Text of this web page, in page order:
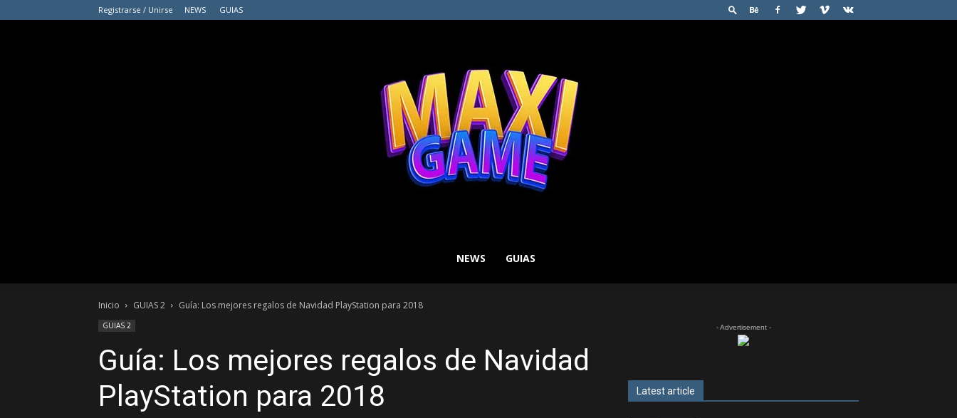
Registrarse / Unirse NEWS GUIAS
GAME
NEWS GUIAS
Inicio GUIAS 2 Guía: Los mejores regalos de Navidad PlayStation para 2018
GUIAS 2
Guía: Los mejores regalos de Navidad
PlayStation para 2018
- Advertisement -
Latest article